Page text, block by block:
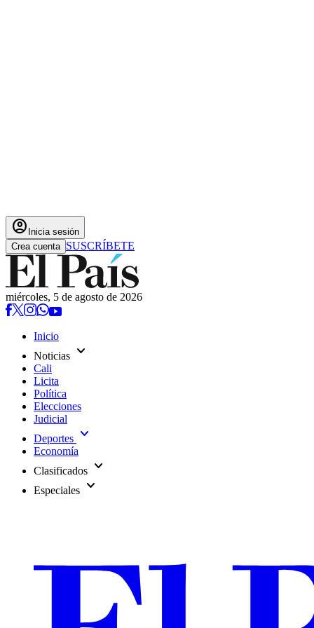
account_circle Inicia sesión
Crea cuenta SUSCRÍBETE
miércoles, 5 de agosto de 2026
Inicio
Noticias expand_more
Cali
Licita
Política
Elecciones
Judicial
Deportes expand_more
Economía
Clasificados expand_more
Especiales expand_more